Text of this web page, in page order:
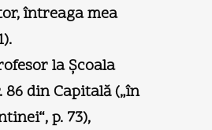
întreaga mea
la Şcoala
86 din Capitală („în
p. 73),